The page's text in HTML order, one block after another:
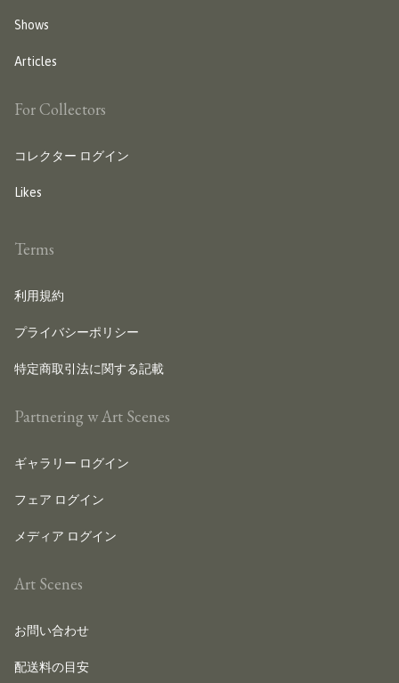
Shows
Articles
For Collectors
コレクター ログイン
Likes
Terms
利用規約
プライバシーポリシー
特定商取引法に関する記載
Partnering w Art Scenes
ギャラリー ログイン
フェア ログイン
メディア ログイン
Art Scenes
お問い合わせ
配送料の目安